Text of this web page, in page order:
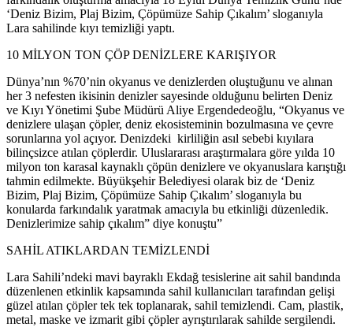
‘Deniz Bizim, Plaj Bizim, Çöpümüze Sahip Çıkalım’ sloganıyla
Lara sahilinde kıyı temizliği yaptı.
10 MİLYON TON ÇÖP DENİZLERE KARIŞIYOR
Dünya’nın %70’nin okyanus ve denizlerden oluştuğunu ve alınan
her 3 nefesten ikisinin denizler sayesinde olduğunu belirten Deniz
ve Kıyı Yönetimi Şube Müdürü Aliye Ergendedeoğlu, “Okyanus ve
denizlere ulaşan çöpler, deniz ekosisteminin bozulmasına ve çevre
sorunlarına yol açıyor. Denizdeki kirliliğin asıl sebebi kıyılara
bilinçsizce atılan çöplerdir. Uluslararası araştırmalara göre yılda 10
milyon ton karasal kaynaklı çöpün denizlere ve okyanuslara karıştığı
tahmin edilmekte. Büyükşehir Belediyesi olarak biz de ‘Deniz
Bizim, Plaj Bizim, Çöpümüze Sahip Çıkalım’ sloganıyla bu
konularda farkındalık yaratmak amacıyla bu etkinliği düzenledik.
Denizlerimize sahip çıkalım” diye konuştu”
SAHİL ATIKLARDAN TEMİZLENDİ
Lara Sahili’ndeki mavi bayraklı Ekdağ tesislerine ait sahil bandında
düzenlenen etkinlik kapsamında sahil kullanıcıları tarafından gelişi
güzel atılan çöpler tek tek toplanarak, sahil temizlendi. Cam, plastik,
metal, maske ve izmarit gibi çöpler ayrıştırılarak sahilde sergilendi.